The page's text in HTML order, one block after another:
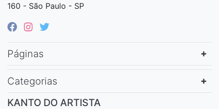
160 - São Paulo - SP
Páginas
Categorias
KANTO DO ARTISTA